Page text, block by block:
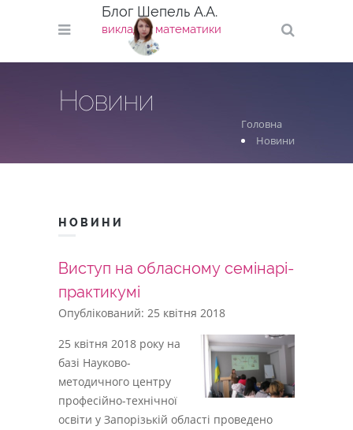
Блог Шепель А.А.
викладач математики
Новини
Головна
Новини
НОВИНИ
Виступ на обласному семінарі-
практикумі
Опублікований: 25 квітня 2018
25 квітня 2018 року на
базі Науково-
методичного центру
професійно-технічної
освіти у Запорізькій області проведено